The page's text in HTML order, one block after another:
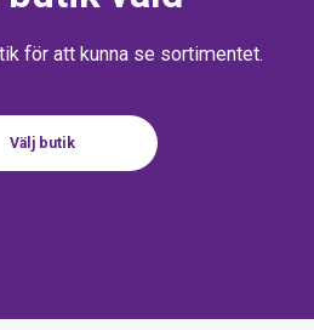
för att kunna se sortimentet.
Välj butik